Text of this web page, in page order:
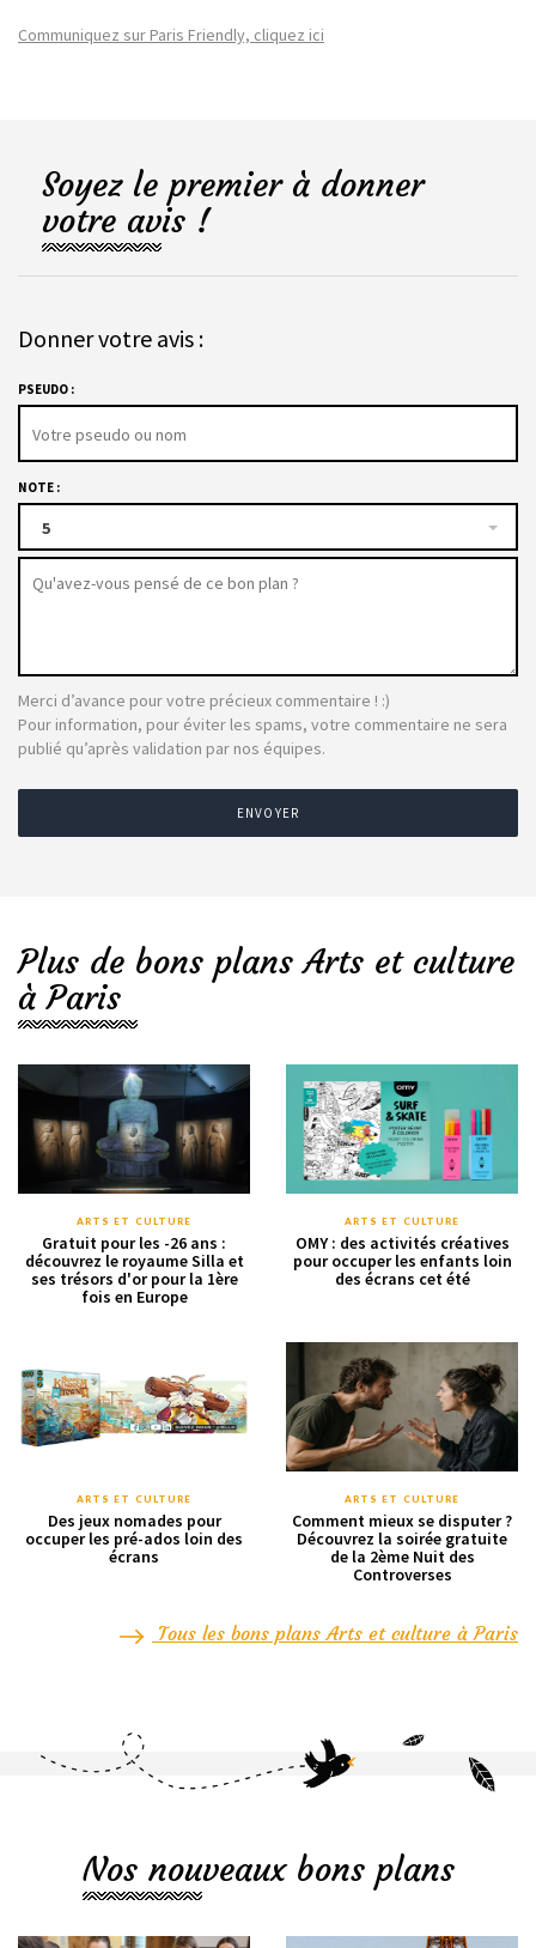
Communiquez sur Paris Friendly, cliquez ici
Soyez le premier à donner
votre avis !
Donner votre avis :
PSEUDO :
NOTE :
5
Merci d’avance pour votre précieux commentaire ! :)
Pour information, pour éviter les spams, votre commentaire ne sera
publié qu’après validation par nos équipes.
ENVOYER
Plus de bons plans Arts et culture
à Paris
ARTS ET CULTURE
Gratuit pour les -26 ans :
découvrez le royaume Silla et
ses trésors d'or pour la 1ère
fois en Europe
ARTS ET CULTURE
OMY : des activités créatives
pour occuper les enfants loin
des écrans cet été
ARTS ET CULTURE
Des jeux nomades pour
occuper les pré-ados loin des
écrans
ARTS ET CULTURE
Comment mieux se disputer ?
Découvrez la soirée gratuite
de la 2ème Nuit des
Controverses
Tous les bons plans Arts et culture à Paris
Nos nouveaux bons plans